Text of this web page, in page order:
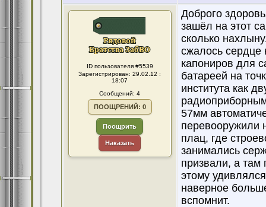
ID пользователя #5539
Зарегистрирован: 29.02.12 :
18:07
Сообщений: 4
ПООЩРЕНИЙ: 0
Поощрить
Наказать
Доброго
зашёл на этот
сколько
сжалось сердце
капониров для
батареей на
института как
57мм
перевооружили
плац, где
занимались
призвали, а там
этому
наверное
вспомнит.